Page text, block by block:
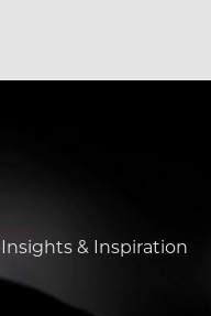
& Inspiration